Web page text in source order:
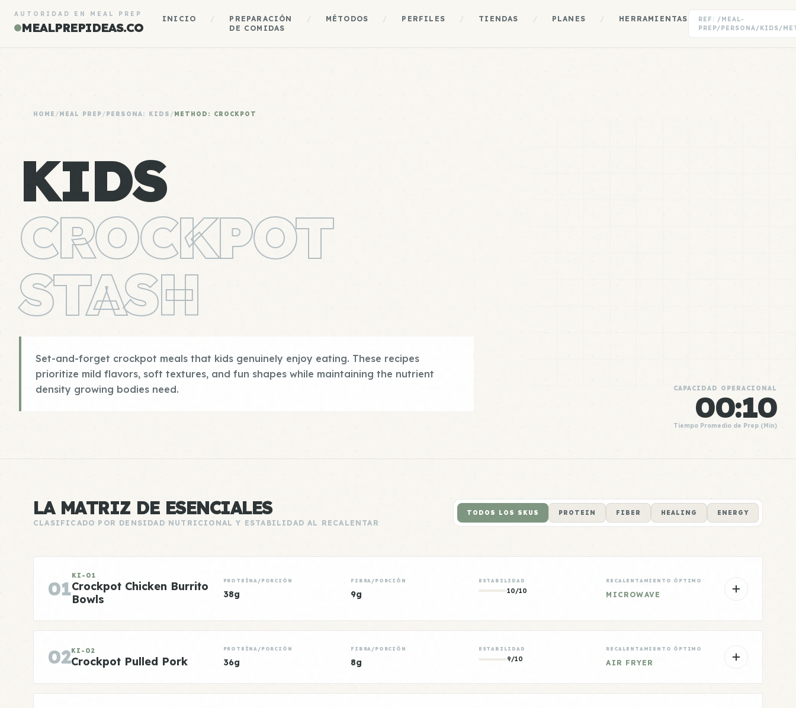
AUTORIDAD EN MEAL PREP
MEALPREPIDEAS.CO
INICIO
PREPARACIÓN
DE COMIDAS
MÉTODOS PERFILES TIENDAS PLANES HERRAMIENTAS
REF: /MEAL-
PREP/PERSONA/KIDS/
HOME /MEAL PREP/PERSONA: KIDS /METHOD: CROCKPOT
KIDS
CROCKPOT
STASH
Set-and-forget crockpot meals that kids genuinely enjoy eating. These recipes
prioritize mild flavors, soft textures, and fun shapes while maintaining the nutrient
density growing bodies need.
CAPACIDAD OPERACIONAL
00:10
Tiempo Promedio de Prep (Min)
LA MATRIZ DE ESENCIALES
CLASIFICADO POR DENSIDAD NUTRICIONAL Y ESTABILIDAD AL RECALENTAR
TODOS LOS SKUS PROTEIN FIBER HEALING ENERGY
01
KI-01
Crockpot Chicken Burrito
Bowls
PROTEÍNA/PORCIÓN
38g
FIBRA/PORCIÓN
9g
ESTABILIDAD
10/10
RECALENTAMIENTO ÓPTIMO
MICROWAVE
02KI-02
Crockpot Pulled Pork
PROTEÍNA/PORCIÓN
36g
FIBRA/PORCIÓN
8g
ESTABILIDAD
9/10
RECALENTAMIENTO ÓPTIMO
AIR FRYER